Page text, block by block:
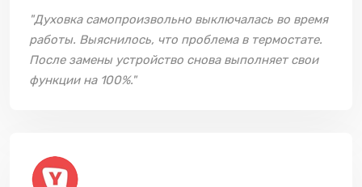
"Духовка самопроизвольно выключалась во время
работы. Выяснилось, что проблема в термостате.
После замены устройство снова выполняет свои
функции на 100%."